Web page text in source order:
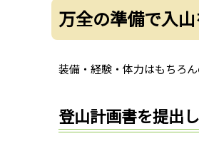
万全の準備で入
装備・経験・体力はもちろ
登山計画書を提出